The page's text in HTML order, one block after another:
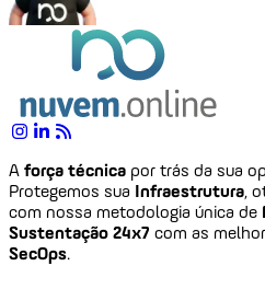
A força técnica por trás da sua
Protegemos sua Infraestrutura,
com nossa metodologia única de
Sustentação 24x7 com as
SecOps.